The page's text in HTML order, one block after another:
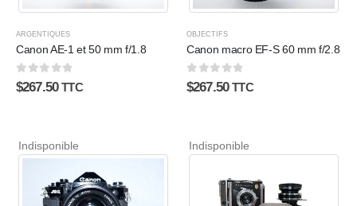
ARGENTIQUES
Canon AE-1 et 50 mm f/1.8
0sur 5
$267.50 TTC
OBJECTIFS
Canon macro EF-S 60 mm f/2.8
0sur 5
$267.50 TTC
Indisponible Indisponible